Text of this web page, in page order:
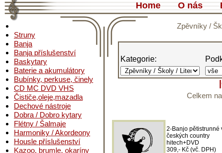
Home O nás
Struny
Banja
Banja příslušenství
Baskytary
Baterie a akumulátory
Bubínky, perkuse, činely
CD MC DVD VHS
Čističe,oleje,mazadla
Dechové nástroje
Dobra / Dobro kytary
Flétny / Šalmaje
Harmoniky / Akordeony
Housle příslušenství
Kazoo, brumle, okaríny
Zpěvníky /
Kategorie:
Celkem
2-Banjo pětistrunné
českých country
hitech+DVD
309,- Kč (vč. DPH)